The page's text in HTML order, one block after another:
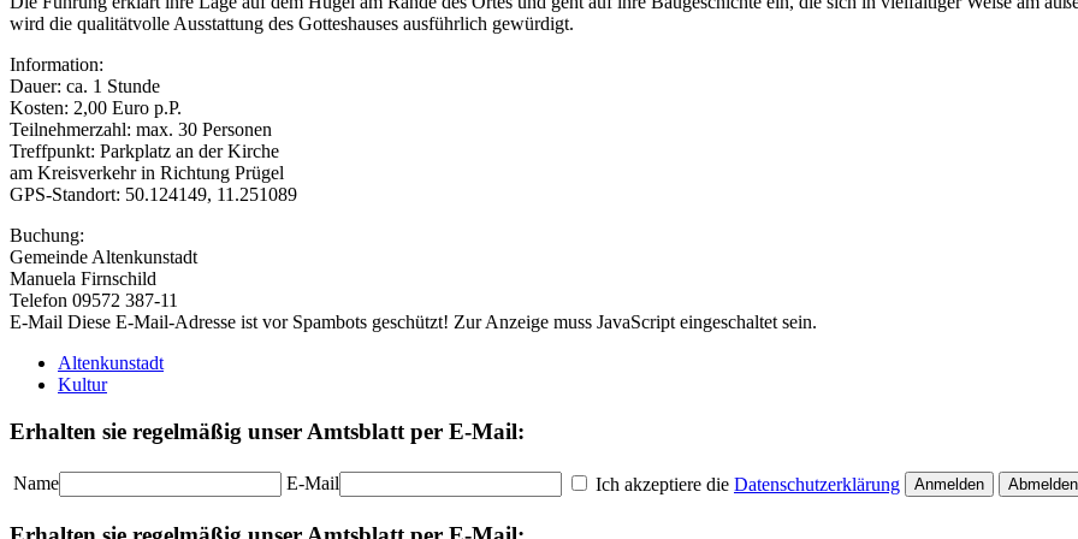
wird die qualitätvolle Ausstattung des Gotteshauses ausführlich gewürdigt.
Information:
Dauer: ca. 1 Stunde
Kosten: 2,00 Euro p.P.
Teilnehmerzahl: max. 30 Personen
Treffpunkt: Parkplatz an der Kirche
am Kreisverkehr in Richtung Prügel
GPS-Standort: 50.124149, 11.251089
Buchung:
Gemeinde Altenkunstadt
Manuela Firnschild
Telefon 09572 387-11
E-Mail Diese E-Mail-Adresse ist vor Spambots geschützt! Zur Anzeige muss JavaScript eingeschaltet sein.
Altenkunstadt
Kultur
Erhalten sie regelmäßig unser Amtsblatt per E-Mail:
Name E-Mail Ich akzeptiere die Datenschutzerklärung Anmelden Abmelden